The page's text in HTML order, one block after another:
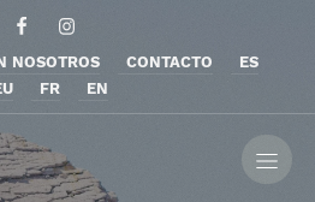
NOSOTROS CONTACTO
ES
FR EN